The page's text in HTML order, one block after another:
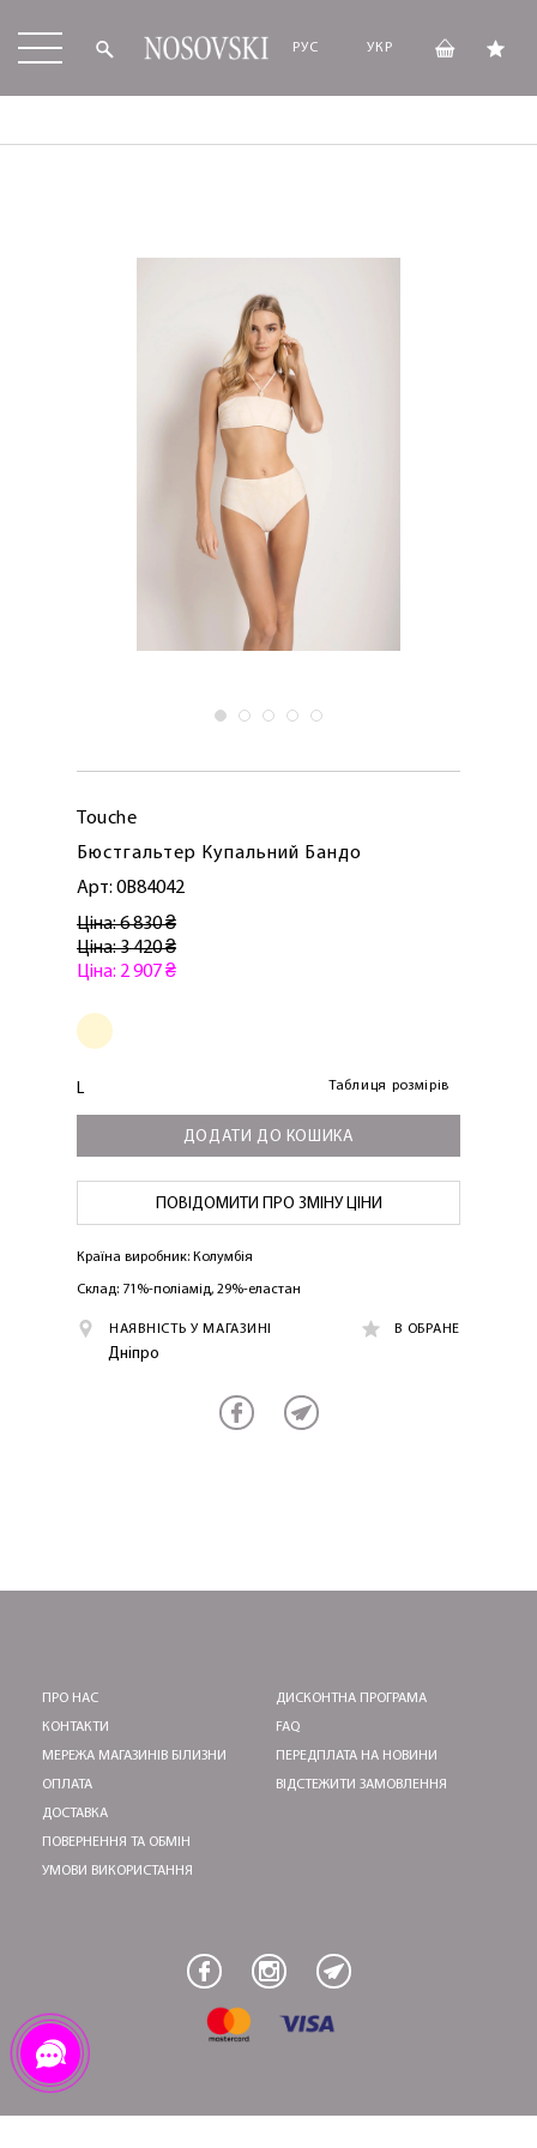
РУС УКР
Touche
Бюстгальтер Купальний Бандо
Арт: 0B84042
Ціна: 6 830 ₴
Ціна: 3 420 ₴
Ціна: 2 907 ₴
L Таблиця розмірів
ДОДАТИ ДО КОШИКА
ПОВІДОМИТИ ПРО ЗМІНУ ЦІНИ
Країна виробник: Колумбія
Склад: 71%-поліамід, 29%-еластан
НАЯВНІСТЬ У МАГАЗИНІ В ОБРАНЕ
Дніпро
ПРО НАС
КОНТАКТИ
МЕРЕЖА МАГАЗИНІВ БІЛИЗНИ
ОПЛАТА
ДОСТАВКА
ПОВЕРНЕННЯ ТА ОБМІН
УМОВИ ВИКОРИСТАННЯ
ДИСКОНТНА ПРОГРАМА
FAQ
ПЕРЕДПЛАТА НА НОВИНИ
ВІДСТЕЖИТИ ЗАМОВЛЕННЯ
ЛАСКАВО ПРОСИМО ДО
ОТРИМАТИ!